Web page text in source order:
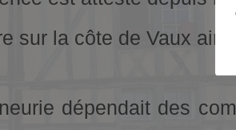
sur la côte de Vaux
dépendait des